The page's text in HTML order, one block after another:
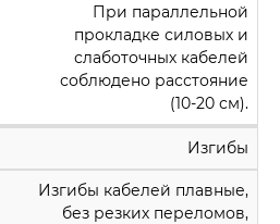
При параллельной
прокладке силовых и
слаботочных кабелей
соблюдено расстояние
(10-20 см).
Изгибы
Изгибы кабелей плавные,
без резких переломов,